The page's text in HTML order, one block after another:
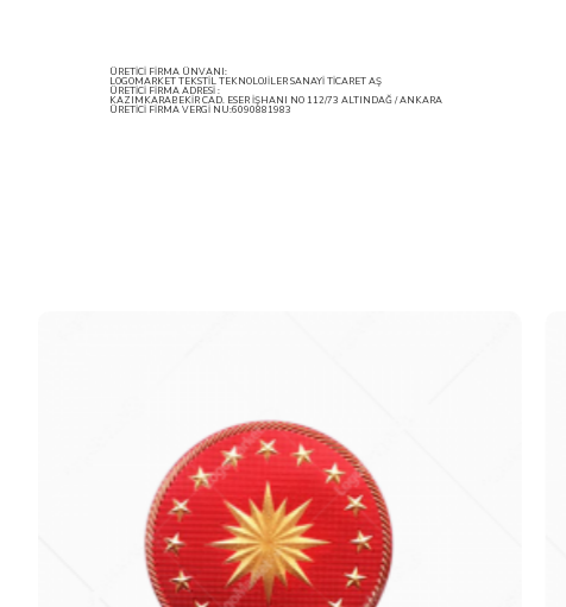
ÜRETİCİ FİRMA ÜNVANI:
LOGOMARKET TEKSTİL TEKNOLOJİLER SANAYİ TİCARET AŞ
ÜRETİCİ FİRMA ADRESİ :
KAZIMKARABEKİR CAD. ESER İŞHANI NO 112/73 ALTINDAĞ / ANKARA
ÜRETİCİ FİRMA VERGİ NU:6090881983